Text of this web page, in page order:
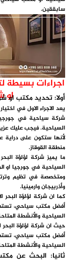
سابققين.
اجراءات
او
أولا: تحديد مكتب او
يعد الاجراء الاول في
شركة سياحية في
السياحية. فيجب عليك
لأنها ستكون على دراية
منطقة القوقاز.
ما يميز شركة لؤلؤة
السياحية في جورجيا او
ومتخصصة في تظيم
وأذربيجان وارمينيا.
كما ان شركة لؤلؤة
أفضل مكتب سياحي،
السياحية والأنشطة
حيث ان شركة لؤلؤة
أفضل مكتب سياحي،
السياحية والأنشطة
ثانيا: البحث عن